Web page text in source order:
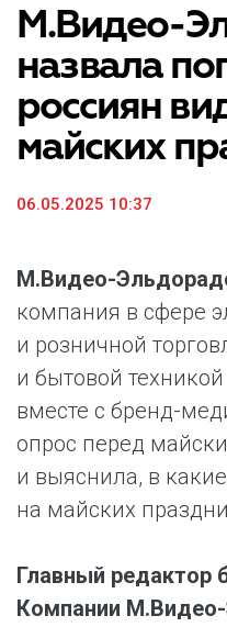
М.Видео-
назвала
россиян
майских
06.05.2025 10:37
М.Видео-
компания в сфере
и розничной
и бытовой
вместе с бренд-
опрос перед
и выяснила, в
на майских
Главный
Компании